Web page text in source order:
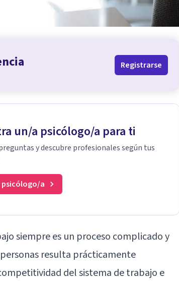
Registrarse
un/a psicólogo/a para ti
y descubre profesionales según tus
a
siempre es un proceso complicado y
resulta prácticamente
del sistema de trabajo e